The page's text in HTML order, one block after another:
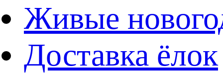
Живые
Доставка ёлок